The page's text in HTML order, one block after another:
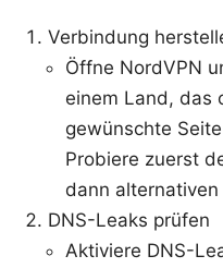
Verbindung
Öffne NordVPN
einem Land, das
gewünschte
Probiere zuerst
dann
DNS-Leaks prüfen
Aktiviere DNS-